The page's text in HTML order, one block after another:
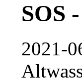
SOS
2021-